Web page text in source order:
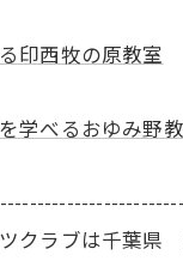
印西牧の原教室
学べるおゆみ野
ツクラブは千葉